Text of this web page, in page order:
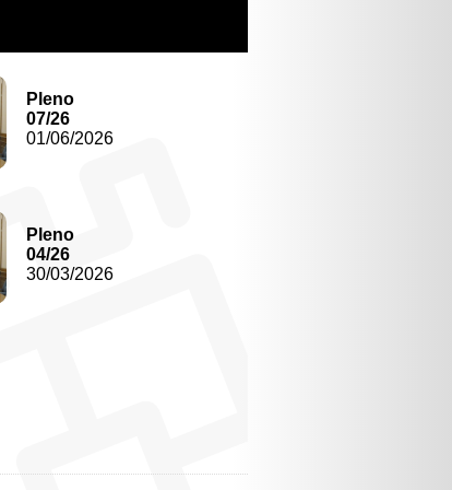
Pleno
07/26
01/06/2026
Pleno
04/26
30/03/2026